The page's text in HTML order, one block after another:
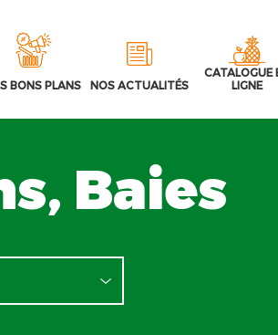
BONS PLANS NOS ACTUALITÉS
CATALOGUE
LIGNE
Baies